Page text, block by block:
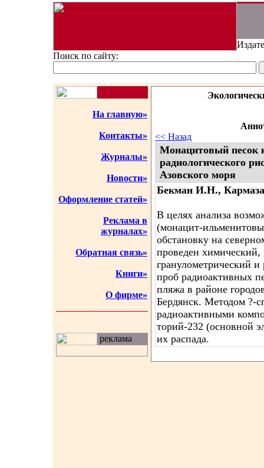
Поиск по сайту:
На главную»
Контакты»
Журналы»
Новости»
Оформление статей»
Реклама в
журналах»
Обратная связь»
Книги»
О фирме»
реклама
<< Назад
Монацитовый песок
радиологического
Азовского моря
Бекман И.Н.,
В целях анализа
(монацит-
обстановку на
проведен химический,
гранулометрический
проб радиоактивных
пляжа в районе
Бердянск. Методом ?-
радиоактивными
торий-232 (основной
их распада.